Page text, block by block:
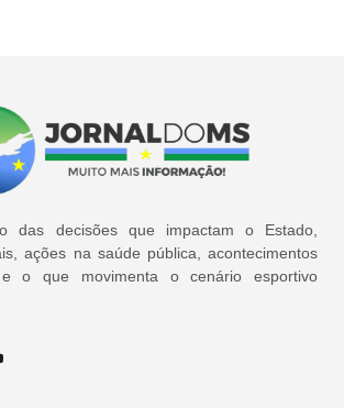
das decisões que impactam o Estado,
ações na saúde pública, acontecimentos
o que movimenta o cenário esportivo